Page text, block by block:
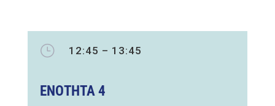
} 12:45 – 13:45
ΕΝΟΤΗΤΑ 4